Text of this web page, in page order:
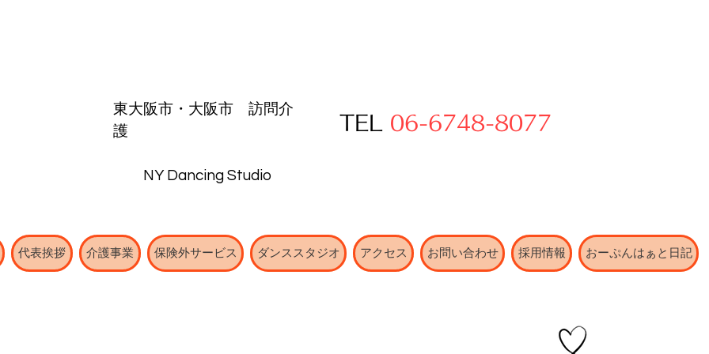
東大阪市・ 大阪市 ​訪問介
護
NY Dancing Studio
TEL 06-6748-8077
代表挨拶 介護事業 保険外サービス ダンススタジオ アクセス お問い合わせ 採用情報 おーぷんはぁと日記